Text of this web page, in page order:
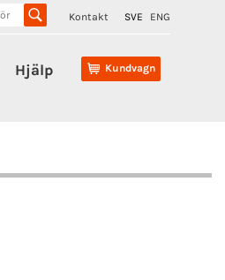
Kontakt SVE ENG
Kundvagn
Hjälp